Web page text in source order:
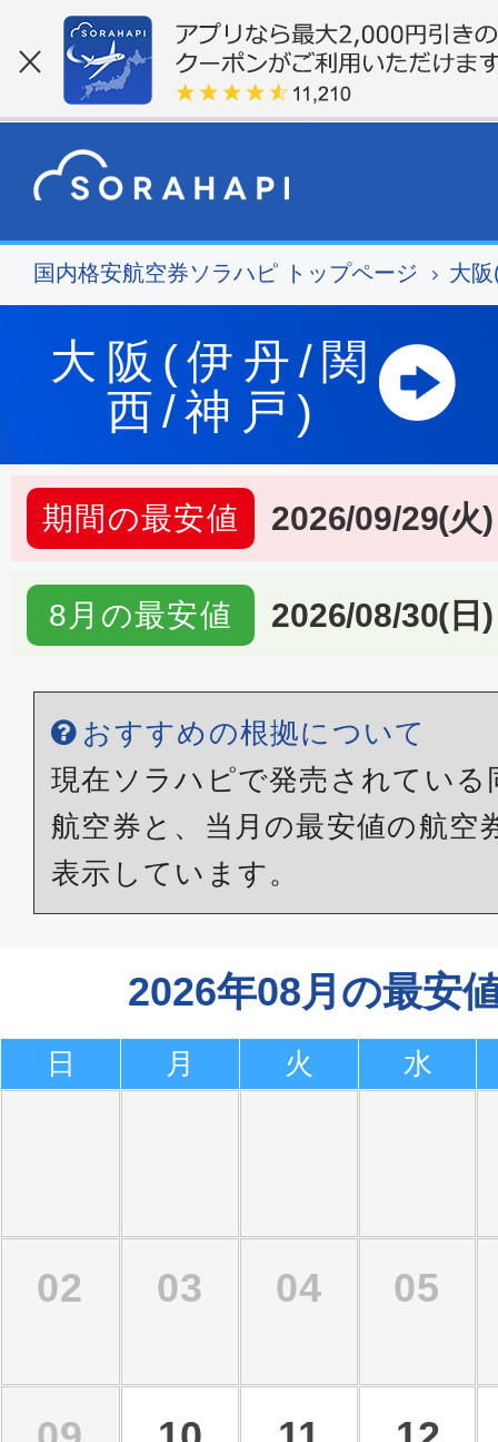
国内格安航空券ソラハピ トップページ 大
大阪(伊丹/関
西/神戸)
期間の最安値 2026/09/29(火)
8月の最安値 2026/08/30(日)
おすすめの根拠について
現在ソラハピで発売されている
航空券と、当月の最安値の航空
表示しています。
2026年08月の最安
日 月 火 水
02 03 04 05